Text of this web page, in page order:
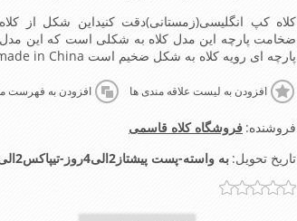
ضخامت پارچه این مدل کلاه به شکلی است که این مدل
پارچه ای رویه کلاه به شکل ضخیم است made in China
افزودن به لیست علاقه مندی ها افزودن به فهرست
فروشنده: فروشگاه کلاه قاسمی
تاریخ تحویل: به واسته-پست پیشتاز2الی4روز-تیپاکس2الی3روز-شهرتهران اسنپ2الی4ساعت